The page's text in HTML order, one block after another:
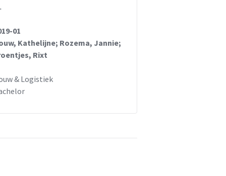
01
Kathelijne; Rozema, Jannie;
Rixt
& Logistiek